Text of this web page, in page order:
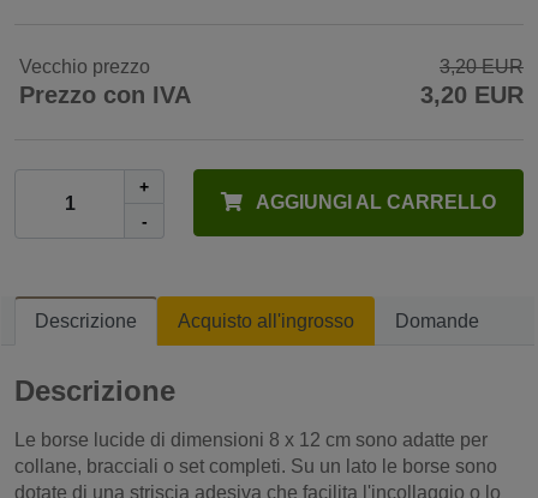
Vecchio prezzo 3,20 EUR
Prezzo con IVA 3,20 EUR
+
-
AGGIUNGI AL CARRELLO
Descrizione Acquisto all'ingrosso Domande
Descrizione
Le borse lucide di dimensioni 8 x 12 cm sono adatte per
collane, bracciali o set completi. Su un lato le borse sono
dotate di una striscia adesiva che facilita l'incollaggio o lo